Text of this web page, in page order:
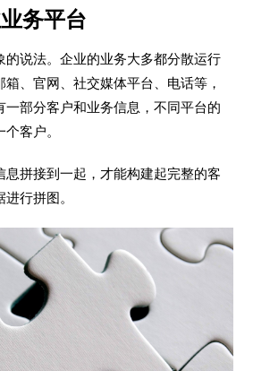
务平台
的说法。企业的业务大多都分散运行
、官网、社交媒体平台、电话等，
一部分客户和业务信息，不同平台的
客户。
息拼接到一起，才能构建起完整的客
行拼图。